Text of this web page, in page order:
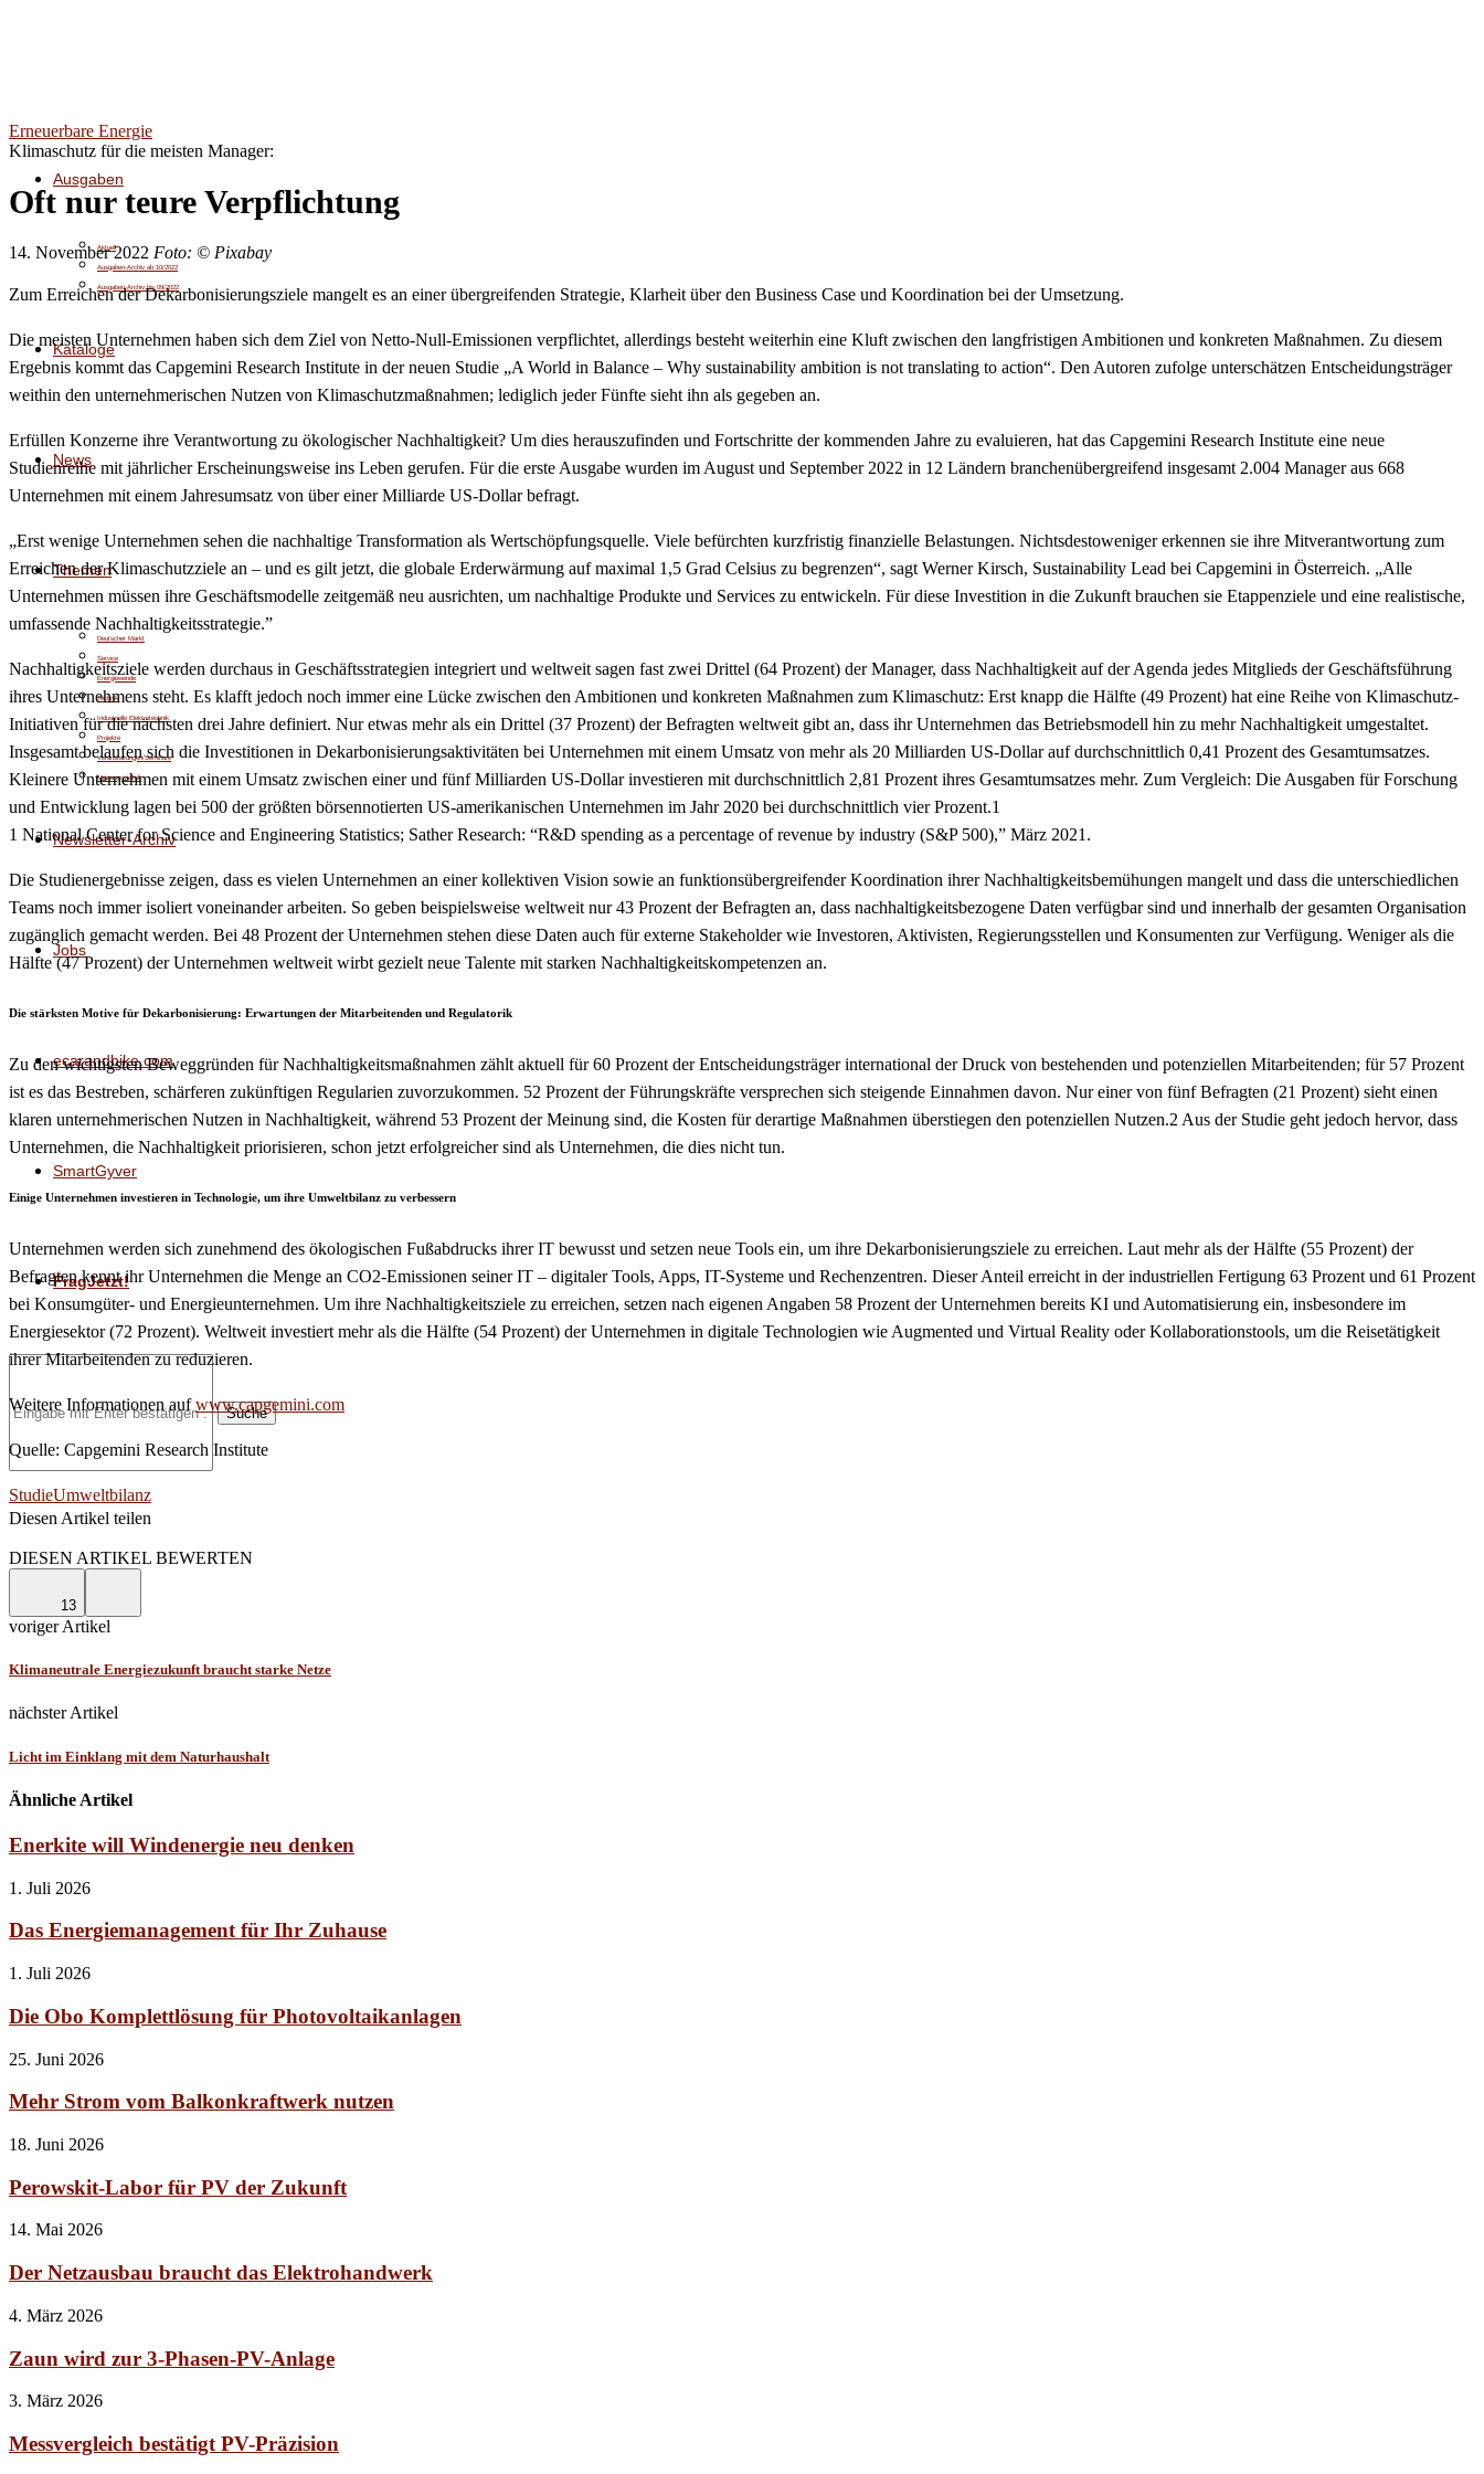
Ausgaben
Aktuell
Ausgaben-Archiv ab 10/2022
Ausgaben-Archiv bis 09/2022
Kataloge
News
Themen
Deutscher Markt
Service
Energiewende
Technik
Industrielle Elektrotechnik
Projekte
Veranstaltungen/Seminare
Meinungsvielfalt
Newsletter-Archiv
Jobs
ecarandbike.com
SmartGyver
FragJetzt!
Suche
Erneuerbare Energie
Klimaschutz für die meisten Manager:
Oft nur teure Verpflichtung
14. November 2022 Foto: © Pixabay
Zum Erreichen der Dekarbonisierungsziele mangelt es an einer übergreifenden Strategie, Klarheit über den Business Case und Koordination bei der Umsetzung.
Die meisten Unternehmen haben sich dem Ziel von Netto-Null-Emissionen verpflichtet, allerdings besteht weiterhin eine Kluft zwischen den langfristigen Ambitionen und konkreten Maßnahmen. Zu diesem
Ergebnis kommt das Capgemini Research Institute in der neuen Studie „A World in Balance – Why sustainability ambition is not translating to action“. Den Autoren zufolge unterschätzen Entscheidungsträger
weithin den unternehmerischen Nutzen von Klimaschutzmaßnahmen; lediglich jeder Fünfte sieht ihn als gegeben an.
Erfüllen Konzerne ihre Verantwortung zu ökologischer Nachhaltigkeit? Um dies herauszufinden und Fortschritte der kommenden Jahre zu evaluieren, hat das Capgemini Research Institute eine neue
Studienreihe mit jährlicher Erscheinungsweise ins Leben gerufen. Für die erste Ausgabe wurden im August und September 2022 in 12 Ländern branchenübergreifend insgesamt 2.004 Manager aus 668
Unternehmen mit einem Jahresumsatz von über einer Milliarde US-Dollar befragt.
„Erst wenige Unternehmen sehen die nachhaltige Transformation als Wertschöpfungsquelle. Viele befürchten kurzfristig finanzielle Belastungen. Nichtsdestoweniger erkennen sie ihre Mitverantwortung zum
Erreichen der Klimaschutzziele an – und es gilt jetzt, die globale Erderwärmung auf maximal 1,5 Grad Celsius zu begrenzen“, sagt Werner Kirsch, Sustainability Lead bei Capgemini in Österreich. „Alle
Unternehmen müssen ihre Geschäftsmodelle zeitgemäß neu ausrichten, um nachhaltige Produkte und Services zu entwickeln. Für diese Investition in die Zukunft brauchen sie Etappenziele und eine realistische,
umfassende Nachhaltigkeitsstrategie.”
Nachhaltigkeitsziele werden durchaus in Geschäftsstrategien integriert und weltweit sagen fast zwei Drittel (64 Prozent) der Manager, dass Nachhaltigkeit auf der Agenda jedes Mitglieds der Geschäftsführung
ihres Unternehmens steht. Es klafft jedoch noch immer eine Lücke zwischen den Ambitionen und konkreten Maßnahmen zum Klimaschutz: Erst knapp die Hälfte (49 Prozent) hat eine Reihe von Klimaschutz-
Initiativen für die nächsten drei Jahre definiert. Nur etwas mehr als ein Drittel (37 Prozent) der Befragten weltweit gibt an, dass ihr Unternehmen das Betriebsmodell hin zu mehr Nachhaltigkeit umgestaltet.
Insgesamt belaufen sich die Investitionen in Dekarbonisierungsaktivitäten bei Unternehmen mit einem Umsatz von mehr als 20 Milliarden US-Dollar auf durchschnittlich 0,41 Prozent des Gesamtumsatzes.
Kleinere Unternehmen mit einem Umsatz zwischen einer und fünf Milliarden US-Dollar investieren mit durchschnittlich 2,81 Prozent ihres Gesamtumsatzes mehr. Zum Vergleich: Die Ausgaben für Forschung
und Entwicklung lagen bei 500 der größten börsennotierten US-amerikanischen Unternehmen im Jahr 2020 bei durchschnittlich vier Prozent.1
1 National Center for Science and Engineering Statistics; Sather Research: “R&D spending as a percentage of revenue by industry (S&P 500),” März 2021.
Die Studienergebnisse zeigen, dass es vielen Unternehmen an einer kollektiven Vision sowie an funktionsübergreifender Koordination ihrer Nachhaltigkeitsbemühungen mangelt und dass die unterschiedlichen
Teams noch immer isoliert voneinander arbeiten. So geben beispielsweise weltweit nur 43 Prozent der Befragten an, dass nachhaltigkeitsbezogene Daten verfügbar sind und innerhalb der gesamten Organisation
zugänglich gemacht werden. Bei 48 Prozent der Unternehmen stehen diese Daten auch für externe Stakeholder wie Investoren, Aktivisten, Regierungsstellen und Konsumenten zur Verfügung. Weniger als die
Hälfte (47 Prozent) der Unternehmen weltweit wirbt gezielt neue Talente mit starken Nachhaltigkeitskompetenzen an.
Die stärksten Motive für Dekarbonisierung: Erwartungen der Mitarbeitenden und Regulatorik
Zu den wichtigsten Beweggründen für Nachhaltigkeitsmaßnahmen zählt aktuell für 60 Prozent der Entscheidungsträger international der Druck von bestehenden und potenziellen Mitarbeitenden; für 57 Prozent
ist es das Bestreben, schärferen zukünftigen Regularien zuvorzukommen. 52 Prozent der Führungskräfte versprechen sich steigende Einnahmen davon. Nur einer von fünf Befragten (21 Prozent) sieht einen
klaren unternehmerischen Nutzen in Nachhaltigkeit, während 53 Prozent der Meinung sind, die Kosten für derartige Maßnahmen überstiegen den potenziellen Nutzen.2 Aus der Studie geht jedoch hervor, dass
Unternehmen, die Nachhaltigkeit priorisieren, schon jetzt erfolgreicher sind als Unternehmen, die dies nicht tun.
Einige Unternehmen investieren in Technologie, um ihre Umweltbilanz zu verbessern
Unternehmen werden sich zunehmend des ökologischen Fußabdrucks ihrer IT bewusst und setzen neue Tools ein, um ihre Dekarbonisierungsziele zu erreichen. Laut mehr als der Hälfte (55 Prozent) der
Befragten kennt ihr Unternehmen die Menge an CO2-Emissionen seiner IT – digitaler Tools, Apps, IT-Systeme und Rechenzentren. Dieser Anteil erreicht in der industriellen Fertigung 63 Prozent und 61 Prozent
bei Konsumgüter- und Energieunternehmen. Um ihre Nachhaltigkeitsziele zu erreichen, setzen nach eigenen Angaben 58 Prozent der Unternehmen bereits KI und Automatisierung ein, insbesondere im
Energiesektor (72 Prozent). Weltweit investiert mehr als die Hälfte (54 Prozent) der Unternehmen in digitale Technologien wie Augmented und Virtual Reality oder Kollaborationstools, um die Reisetätigkeit
ihrer Mitarbeitenden zu reduzieren.
Weitere Informationen aufwww.capgemini.com
Quelle: Capgemini Research Institute
StudieUmweltbilanz
Diesen Artikel teilen
DIESEN ARTIKEL BEWERTEN
13
voriger Artikel
Klimaneutrale Energiezukunft braucht starke Netze
nächster Artikel
Licht im Einklang mit dem Naturhaushalt
Ähnliche Artikel
Enerkite will Windenergie neu denken
1. Juli 2026
Das Energiemanagement für Ihr Zuhause
1. Juli 2026
Die Obo Komplettlösung für Photovoltaikanlagen
25. Juni 2026
Mehr Strom vom Balkonkraftwerk nutzen
18. Juni 2026
Perowskit-Labor für PV der Zukunft
14. Mai 2026
Der Netzausbau braucht das Elektrohandwerk
4. März 2026
Zaun wird zur 3-Phasen-PV-Anlage
3. März 2026
Messvergleich bestätigt PV-Präzision